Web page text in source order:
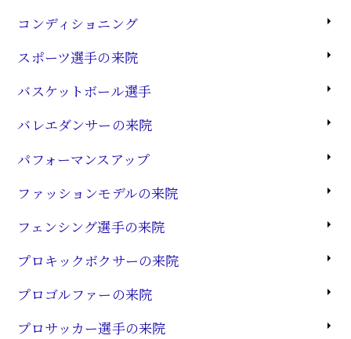
コンディショニング
スポーツ選手の来院
バスケットボール選手
バレエダンサーの来院
パフォーマンスアップ
ファッションモデルの来院
フェンシング選手の来院
プロキックボクサーの来院
プロゴルファーの来院
プロサッカー選手の来院